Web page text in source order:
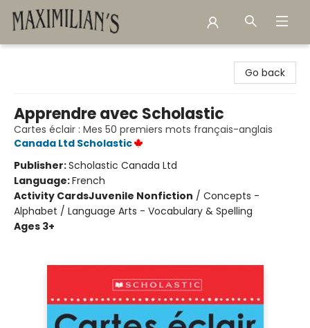
Go back
Apprendre avec Scholastic
Cartes éclair : Mes 50 premiers mots français-anglais
Canada Ltd Scholastic
Publisher:Scholastic Canada Ltd
Language:French
Activity CardsJuvenile Nonfiction / Concepts -
Alphabet / Language Arts - Vocabulary & Spelling
Ages 3+